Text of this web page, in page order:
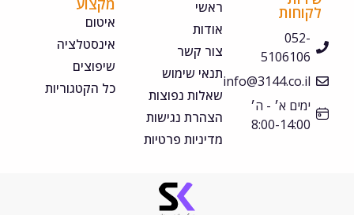
052-
5106106
info@3144.co.il
ימים א׳ - ה׳
8:00-14:00
צור קשר
תנאי שימוש
שאלות נפוצות
הצהרת נגישות
מדיניות פרטיות
אינסטלציה
שיפוצים
כל הקטגוריות